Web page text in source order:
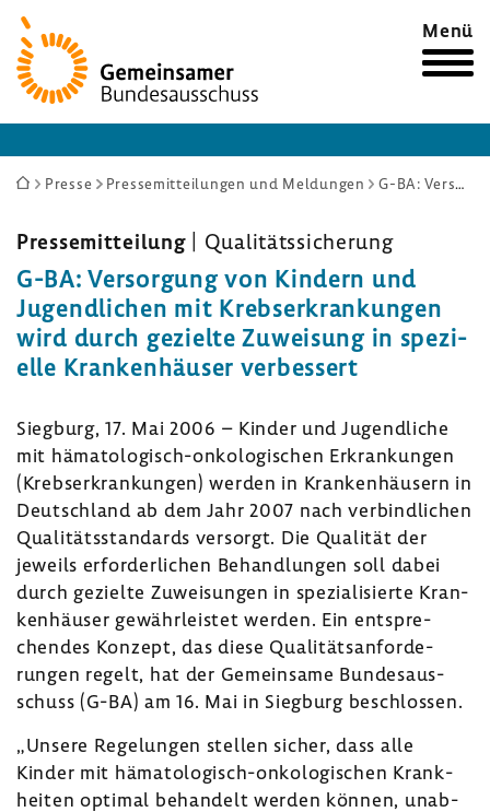
Zur
Startseite
Menü
Sie
hier:
Presse Pressemitteilungen und Meldungen G-BA: Versorgung von Kindern und Jugendlichen mit Krebserkrankungen wird durch gezielte Zuweisung in spezielle Krankenhäuser verbessert
Pres­se­mit­tei­lung | Quali­täts­si­che­rung
G-BA: Versor­gung von Kindern und
Jugend­li­chen mit Krebs­er­kran­kungen
wird durch gezielte Zuwei­sung in spezi­
elle Kran­ken­häuser verbes­sert
Sieg­burg, 17. Mai 2006 – Kinder und Jugend­liche
mit hämatologisch-​onkologischen Erkran­kungen
(Krebs­er­kran­kungen) werden in Kran­ken­häu­sern in
Deutsch­land ab dem Jahr 2007 nach verbind­li­chen
Quali­täts­stan­dards versorgt. Die Qualität der
jeweils erfor­der­li­chen Behand­lungen soll dabei
durch gezielte Zuwei­sungen in spezia­li­sierte Kran­
ken­häuser gewähr­leistet werden. Ein entspre­
chendes Konzept, das diese Quali­täts­an­for­de­
rungen regelt, hat der Gemein­same Bundes­aus­
schuss (G-BA) am 16. Mai in Sieg­burg beschlossen.
„Unsere Rege­lungen stellen sicher, dass alle
Kinder mit hämatologisch-​onkologischen Krank­
heiten optimal behan­delt werden können, unab­